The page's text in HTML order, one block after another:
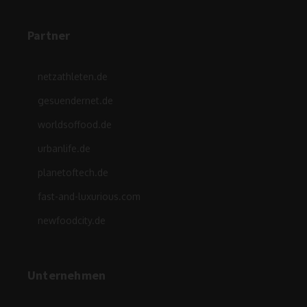
Partner
netzathleten.de
gesuendernet.de
worldsoffood.de
urbanlife.de
planetoftech.de
fast-and-luxurious.com
newfoodcity.de
Unternehmen